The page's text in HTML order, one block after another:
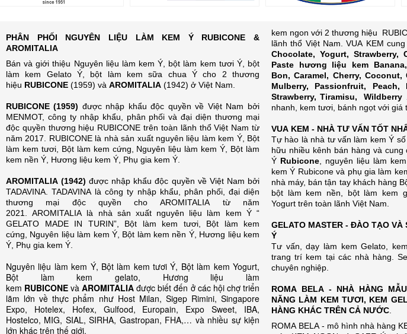
PHÂN PHỐI NGUYÊN LIỆU LÀM KEM Ý RUBICONE &
AROMITALIA
Bán và giới thiệu Nguyên liệu làm kem Ý, bột làm kem tươi Ý, bột
làm kem Gelato Ý, bột làm kem sữa chua Ý cho 2 thương
hiệu RUBICONE (1959) và AROMITALIA (1942) ở Việt Nam.
RUBICONE (1959) được nhập khẩu độc quyền về Việt Nam bởi
MENMOT, công ty nhập khẩu, phân phối và đại diện thương mại
độc quyền thương hiệu RUBICONE trên toàn lãnh thổ Việt Nam từ
năm 2017. RUBICONE là nhà sản xuất nguyên liệu làm kem Ý, Bột
làm kem tươi, Bột làm kem cứng, Nguyên liệu làm kem Ý, Bột làm
kem nền Ý, Hương liệu kem Ý, Phụ gia kem Ý.
AROMITALIA (1942) được nhập khẩu độc quyền về Việt Nam bởi
TADAVINA. TADAVINA là công ty nhập khẩu, phân phối, đại diện
thương mại độc quyền cho AROMITALIA từ năm
2021. AROMITALIA là nhà sản xuất nguyên liệu làm kem Ý “
GELATO MADE IN TURIN”, Bột làm kem tươi, Bột làm kem
cứng, Nguyên liệu làm kem Ý, Bột làm kem nền Ý, Hương liệu kem
Ý, Phụ gia kem Ý.
Nguyên liệu làm kem Ý, Bột làm kem tươi Ý, Bột làm kem Yogurt,
Bột làm kem gelato, Hương liệu làm
kem RUBICONE và AROMITALIA được biết đến ở các hội chợ triển
lãm lớn về thực phẩm như Host Milan, Sigep Rimini, Singapore
Expo, Hotelex, Hofex, Gulfood, Europain, Expo Sweet, IBA,
Hostelco, MIG, SIAL, SIRHA, Gastropan, FHA,… và nhiều sự kiện
lớn khác trên thế giới.
kem ngon với 2 thương hiệu
lãnh thổ Việt Nam. VUA KEM
Chocolate, Yogurt, Strawberry,
Paste hương liệu kem
Bon, Caramel, Cherry,
Mulberry, Passionfruit, Peach,
Strawberry, Tiramisu, Wildberry
nhanh, kem tươi, bánh ngọt với giá
VUA KEM - NHÀ TƯ VẤN TỐT
Tự hào là nhà tư vấn làm kem Ý
hữu nhiều kênh bán hàng và
Ý Rubicone , nguyên liệu làm
kem Ý Rubicone và phụ gia làm
nhà máy, bán tận tay khách hàng
bột làm kem nền, bột làm kem
Yogurt trên toàn lãnh Việt Nam.
GELATO MASTER - ĐÀO TẠO VÀ
Ý
Tư vấn, dạy làm kem Gelato,
trang trí kem tại các nhà hàng.
chuyên nghiệp.
ROMA BELA - NHÀ HÀNG
NĂNG LÀM KEM TƯƠI, KEM
HÀNG KHÁC TRÊN CẢ NƯỚC
ROMA BELA - mô hình nhà hàng